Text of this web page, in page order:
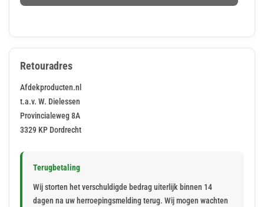
Retouradres
Afdekproducten.nl
t.a.v. W. Dielessen
Provincialeweg 8A
3329 KP Dordrecht
Terugbetaling
Wij storten het verschuldigde bedrag uiterlijk binnen 14
dagen na uw herroepingsmelding terug. Wij mogen wachten